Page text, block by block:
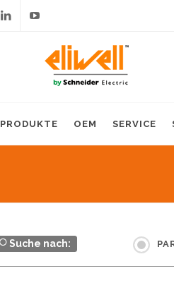
PRODUKTE OEM SERVICE
Suche nach: